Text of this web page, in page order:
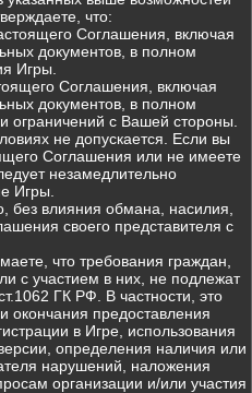
что:
Соглашения, включая
документов, в полном
Игры.
Соглашения, включая
документов, в полном
ограничений с Вашей стороны.
не допускается. Если вы
Соглашения или не имеете
незамедлительно
Игры.
без влияния обмана, насилия,
своего представителя с
что требования граждан,
с участием в них, не подлежат
ГК РФ. В частности, это
окончания предоставления
в Игре, использования
определения наличия или
нарушений, наложения
организации и/или участия